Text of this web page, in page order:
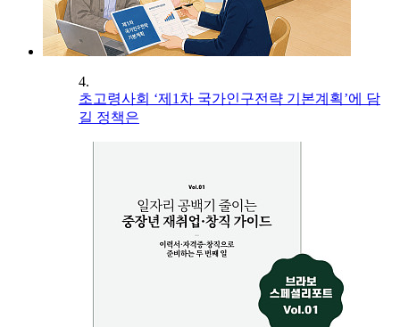
4.
초고령사회 ‘제1차 국가인구전략 기본계획’에 담
길 정책은